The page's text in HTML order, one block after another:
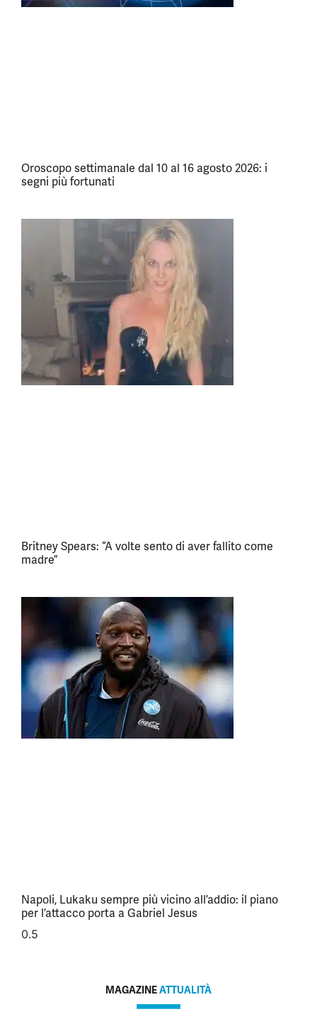
Oroscopo settimanale dal 10 al 16 agosto 2026: i
segni più fortunati
Britney Spears: “A volte sento di aver fallito come
madre”
Napoli, Lukaku sempre più vicino all’addio: il piano
per l’attacco porta a Gabriel Jesus
MAGAZINEATTUALITÀ